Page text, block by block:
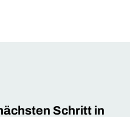
Schritt in